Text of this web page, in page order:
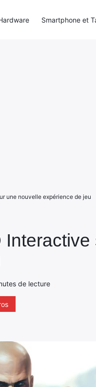
de lecture
une nouvelle expérience de jeu
Smartphone et